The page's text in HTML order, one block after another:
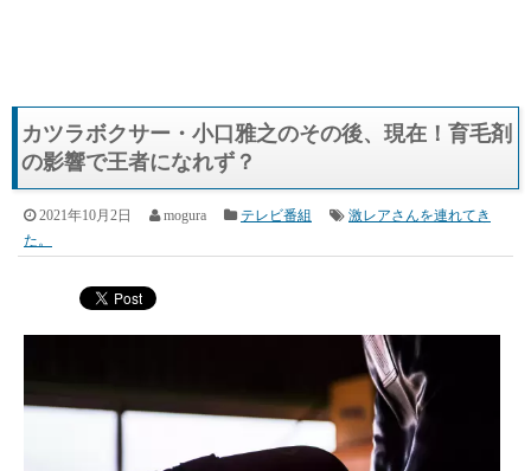
カツラボクサー・小口雅之のその後、現在！育毛剤
の影響で王者になれず？
2021年10月2日 mogura テレビ番組
激レアさんを連れてき
た。